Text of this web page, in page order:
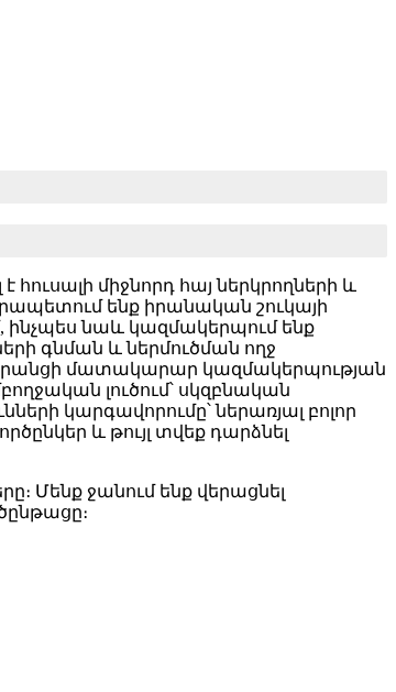
հուսալի միջնորդ հայ ներկրողների և
ենք իրանական շուկայի
նաև կազմակերպում ենք
գնման և ներմուծման ողջ
իրանցի մատակարար կազմակերպության
լուծում՝ սկզբնական
կարգավորումը՝ ներառյալ բոլոր
և թույլ տվեք դարձնել
Մենք ջանում ենք վերացնել